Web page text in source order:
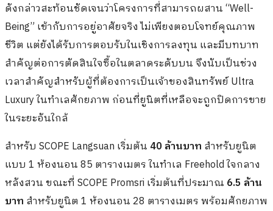
ดังกล่าวสะท้อนชัดเจนว่าโครงการที่สามารถผสาน “Well-
Being” เข้ากับการอยู่อาศัยจริง ไม่เพียงตอบโจทย์คุณภาพ
ชีวิต แต่ยังได้รับการตอบรับในเชิงการลงทุน และมีบทบาท
สำคัญต่อการตัดสินใจซื้อในตลาดระดับบน จึงนับเป็นช่วง
เวลาสำคัญสำหรับผู้ที่ต้องการเป็นเจ้าของสินทรัพย์ Ultra
Luxury ในทำเลศักยภาพ ก่อนที่ยูนิตที่เหลือจะถูกปิดการขาย
ในระยะอันใกล้
สำหรับ SCOPE Langsuan เริ่มต้น 40 ล้านบาท สำหรับยูนิต
แบบ 1 ห้องนอน 85 ตารางเมตร ในทำเล Freehold ใจกลาง
หลังสวน ขณะที่ SCOPE Promsri เริ่มต้นที่ประมาณ 6.5 ล้าน
บาท สำหรับยูนิต 1 ห้องนอน 28 ตารางเมตร พร้อมศักยภาพ